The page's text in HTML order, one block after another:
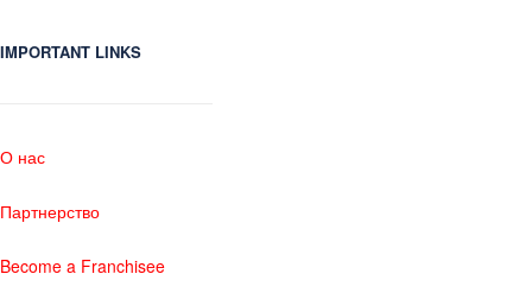
IMPORTANT LINKS
О нас
Партнерство
Become a Franchisee